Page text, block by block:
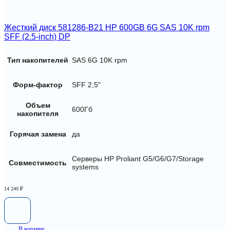
Жесткий диск 581286-B21 HP 600GB 6G SAS 10K rpm
SFF (2.5-inch) DP
Тип накопителей SAS 6G 10K rpm
Форм-фактор SFF 2,5"
Объем
накопителя
600Гб
Горячая замена да
Совместимость
Серверы HP Proliant G5/G6/G7/Storage
systems
14 240 ₽